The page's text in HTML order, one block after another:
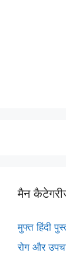
मैन
मुफ्त हिंदी
रोग और